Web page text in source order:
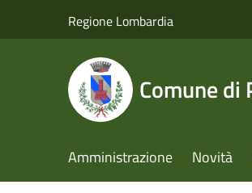
Regione Lombardia
Comune di
Amministrazione Novità